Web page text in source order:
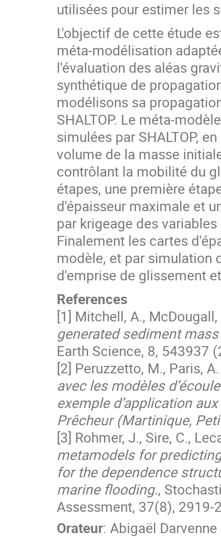
utilisées pour estimer les
L'objectif de cette étude
méta-modélisation
l'évaluation des aléas
synthétique de
modélisons sa
SHALTOP. Le méta-
simulées par SHALTOP,
volume de la masse
contrôlant la mobilité du
étapes, une première
d'épaisseur maximale et
par krigeage des
Finalement les cartes
modèle, et par simulation
d'emprise de glissement
References
[1] Mitchell, A.,
generated sediment
Earth Science, 8, 543937
[2] Peruzzetto, M., Paris,
avec les modèles
exemple d’application
Prêcheur (Martinique,
[3] Rohmer, J., Sire, C.,
metamodels for
for the dependence
marine flooding.,
Assessment, 37(8), 2919-
Orateur: Abigaël Darvenne